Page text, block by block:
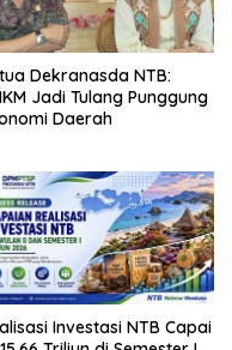
Dekranasda NTB:
Jadi Tulang Punggung
Daerah
Investasi NTB Capai